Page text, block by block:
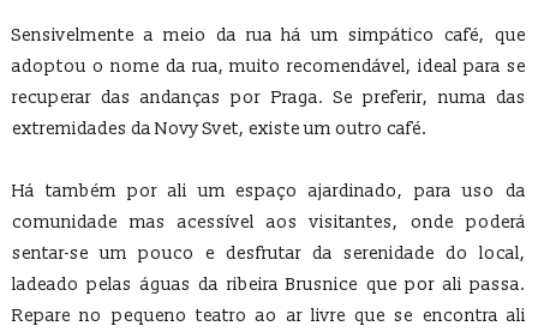
Sensivelmente a meio da rua há um simpático café, que
adoptou o nome da rua, muito recomendável, ideal para se
recuperar das andanças por Praga. Se preferir, numa das
extremidades da Novy Svet, existe um outro café.
Há também por ali um espaço ajardinado, para uso da
comunidade mas acessível aos visitantes, onde poderá
sentar-se um pouco e desfrutar da serenidade do local,
ladeado pelas águas da ribeira Brusnice que por ali passa.
Repare no pequeno teatro ao ar livre que se encontra ali